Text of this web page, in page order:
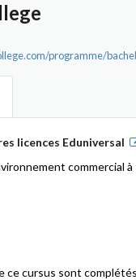
programme/
licences Eduniversal
commercial
cursus sont